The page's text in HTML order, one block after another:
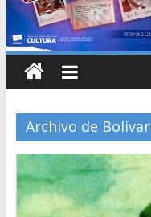
Archivo de Bolívar